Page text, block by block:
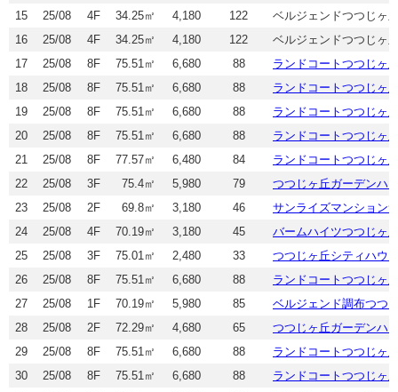
15 25/08 4F 34.25㎡ 4,180 122 ベルジェンドつつじヶ
16 25/08 4F 34.25㎡ 4,180 122 ベルジェンドつつじヶ
17 25/08 8F 75.51㎡ 6,680 88 ランドコートつつじヶ
18 25/08 8F 75.51㎡ 6,680 88 ランドコートつつじヶ
19 25/08 8F 75.51㎡ 6,680 88 ランドコートつつじヶ
20 25/08 8F 75.51㎡ 6,680 88 ランドコートつつじヶ
21 25/08 8F 77.57㎡ 6,480 84 ランドコートつつじヶ
22 25/08 3F 75.4㎡ 5,980 79 つつじヶ丘ガーデンハ
23 25/08 2F 69.8㎡ 3,180 46 サンライズマンション
24 25/08 4F 70.19㎡ 3,180 45 バームハイツつつじヶ
25 25/08 3F 75.01㎡ 2,480 33 つつじヶ丘シティハウ
26 25/08 8F 75.51㎡ 6,680 88 ランドコートつつじヶ
27 25/08 1F 70.19㎡ 5,980 85 ベルジェンド調布つつ
28 25/08 2F 72.29㎡ 4,680 65 つつじヶ丘ガーデンハ
29 25/08 8F 75.51㎡ 6,680 88 ランドコートつつじヶ
30 25/08 8F 75.51㎡ 6,680 88 ランドコートつつじヶ